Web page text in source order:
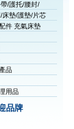
/護托/腰封/
床墊/護墊/片芯
件 充氣床墊
品
用品
品牌